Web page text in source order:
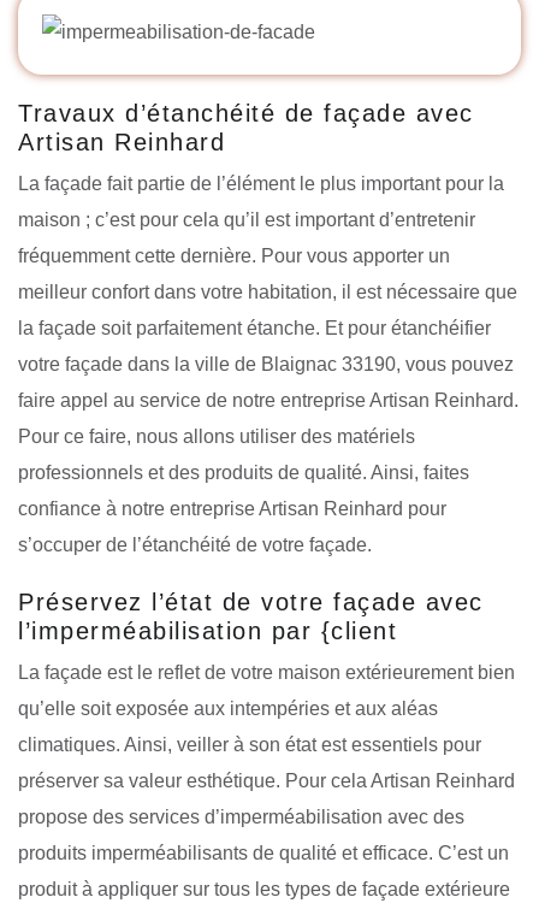
Travaux d’étanchéité de façade avec
Artisan Reinhard
La façade fait partie de l’élément le plus important pour la
maison ; c’est pour cela qu’il est important d’entretenir
fréquemment cette dernière. Pour vous apporter un
meilleur confort dans votre habitation, il est nécessaire que
la façade soit parfaitement étanche. Et pour étanchéifier
votre façade dans la ville de Blaignac 33190, vous pouvez
faire appel au service de notre entreprise Artisan Reinhard.
Pour ce faire, nous allons utiliser des matériels
professionnels et des produits de qualité. Ainsi, faites
confiance à notre entreprise Artisan Reinhard pour
s’occuper de l’étanchéité de votre façade.
Préservez l’état de votre façade avec
l’imperméabilisation par {client
La façade est le reflet de votre maison extérieurement bien
qu’elle soit exposée aux intempéries et aux aléas
climatiques. Ainsi, veiller à son état est essentiels pour
préserver sa valeur esthétique. Pour cela Artisan Reinhard
propose des services d’imperméabilisation avec des
produits imperméabilisants de qualité et efficace. C’est un
produit à appliquer sur tous les types de façade extérieure